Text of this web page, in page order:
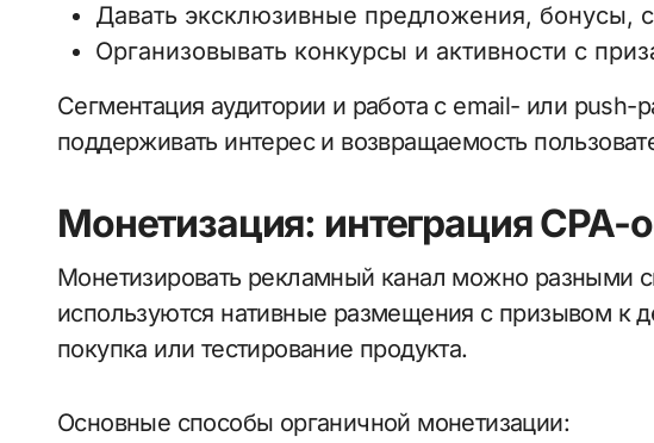
Давать эксклюзивные предложения, бонусы,
Организовывать конкурсы и активности с
Сегментация аудитории и работа с email- или
поддерживать интерес и возвращаемость
Монетизация: интеграция CPA-
Монетизировать рекламный канал можно разными
используются нативные размещения с призывом к
покупка или тестирование продукта.
Основные способы органичной монетизации: